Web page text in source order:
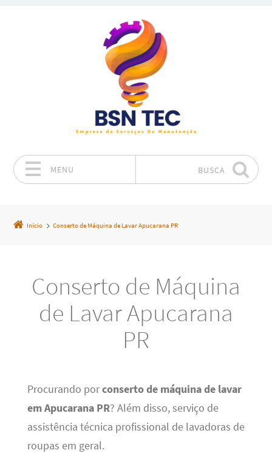
MENU BUSCA
Início Conserto de Máquina de Lavar Apucarana PR
Conserto de Máquina
de Lavar Apucarana
PR
Procurando porconserto de máquina de lavar
em Apucarana PR? Além disso, serviço de
assistência técnica profissional de lavadoras de
roupas em geral.